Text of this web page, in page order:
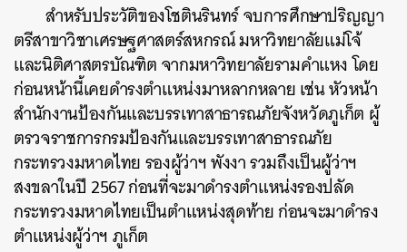
สำหรับประวัติของโชตินรินทร์ จบการศึกษาปริญญา
ตรีสาขาวิชาเศรษฐศาสตร์สหกรณ์ มหาวิทยาลัยแม่โจ้
และนิติศาสตรบัณฑิต จากมหาวิทยาลัยรามคำแหง โดย
ก่อนหน้านี้เคยดำรงตำแหน่งมาหลากหลาย เช่น หัวหน้า
สำนักงานป้องกันและบรรเทาสาธารณภัยจังหวัดภูเก็ต ผู้
ตรวจราชการกรมป้องกันและบรรเทาสาธารณภัย
กระทรวงมหาดไทย รองผู้ว่าฯ พังงา รวมถึงเป็นผู้ว่าฯ
สงขลาในปี 2567 ก่อนที่จะมาดำรงตำแหน่งรองปลัด
กระทรวงมหาดไทยเป็นตำแหน่งสุดท้าย ก่อนจะมาดำรง
ตำแหน่งผู้ว่าฯ ภูเก็ต